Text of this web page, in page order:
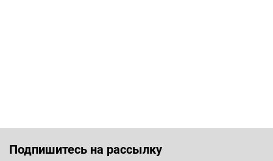
Подпишитесь на рассылку